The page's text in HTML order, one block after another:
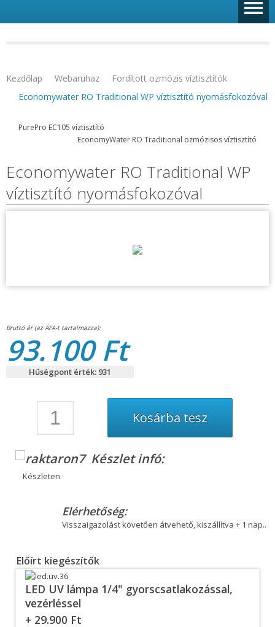
Kezdőlap Webaruhaz
Fordított ozmózis víztisztítók
Economywater RO Traditional WP víztisztító nyomásfokozóval
PurePro EC105 víztisztító
EconomyWater RO Traditional ozmózisos víztisztító
Economywater RO Traditional WP
víztisztító nyomásfokozóval
93.100 Ft
Hűségpont érték: 931
Készlet infó:
Készleten
Elérhetőség:
Visszaigazolást követően átvehető, kiszállítva + 1 nap..
Előírt kiegészítők
LED UV lámpa 1/4" gyorscsatlakozással,
vezérléssel
+ 29.900 Ft